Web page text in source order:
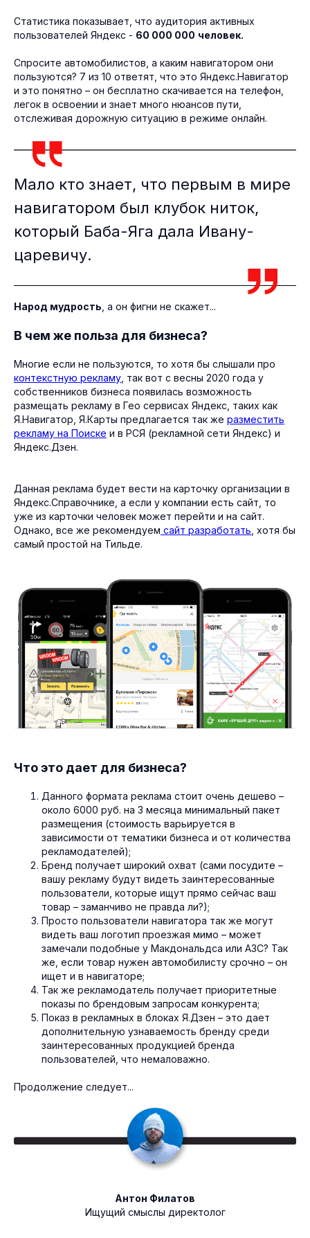
Статистика показывает, что аудитория активных
пользователей Яндекс - 60 000 000 человек.
Спросите автомобилистов, а каким навигатором они
пользуются? 7 из 10 ответят, что это Яндекс.Навигатор
и это понятно – он бесплатно скачивается на телефон,
легок в освоении и знает много нюансов пути,
отслеживая дорожную ситуацию в режиме онлайн.
Мало кто знает, что первым в мире
навигатором был клубок ниток,
который Баба-Яга дала Ивану-
царевичу.
Народ мудрость , а он фигни не скажет...
В чем же польза для бизнеса?
Многие если не пользуются, то хотя бы слышали про
контекстную рекламу , так вот с весны 2020 года у
собственников бизнеса появилась возможность
размещать рекламу в Гео сервисах Яндекс, таких как
Я.Навигатор, Я.Карты предлагается так же разместить
рекламу на Поиске и в РСЯ (рекламной сети Яндекс) и
Яндекс.Дзен.
Данная реклама будет вести на карточку организации в
Яндекс.Справочнике, а если у компании есть сайт, то
уже из карточки человек может перейти и на сайт.
Однако, все же рекомендуем сайт разработать , хотя бы
самый простой на Тильде.
Что это дает для бизнеса?
Данного формата реклама стоит очень дешево –
около 6000 руб. на 3 месяца минимальный пакет
размещения (стоимость варьируется в
зависимости от тематики бизнеса и от количества
рекламодателей);
Бренд получает широкий охват (сами посудите –
вашу рекламу будут видеть заинтересованные
пользователи, которые ищут прямо сейчас ваш
товар – заманчиво не правда ли?);
Просто пользователи навигатора так же могут
видеть ваш логотип проезжая мимо – может
замечали подобные у Макдональдса или АЗС? Так
же, если товар нужен автомобилисту срочно – он
ищет и в навигаторе;
Так же рекламодатель получает приоритетные
показы по брендовым запросам конкурента;
Показ в рекламных в блоках Я.Дзен – это дает
дополнительную узнаваемость бренду среди
заинтересованных продукцией бренда
пользователей, что немаловажно.
Продолжение следует...
Антон Филатов
Ищущий смыслы директолог